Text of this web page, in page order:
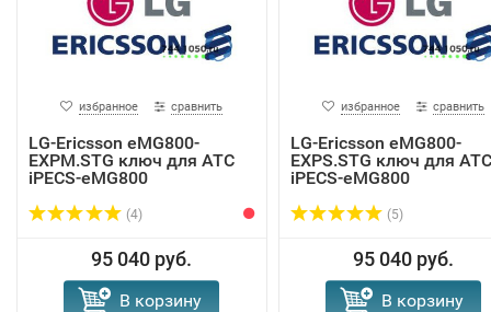
избранное сравнить
LG-Ericsson eMG800-
EXPM.STG ключ для АТС
iPECS-eMG800
(4)
95 040 руб.
В корзину
избранное сравнить
LG-Ericsson eMG800-
EXPS.STG ключ для АТС
iPECS-eMG800
(5)
95 040 руб.
В корзину